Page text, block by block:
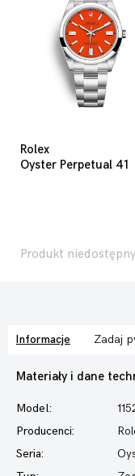
Rolex
Oyster Perpetual 41
Produkt niedostępny
Informacje Zadaj
Materiały i dane
Model:
Producenci:
Seria: